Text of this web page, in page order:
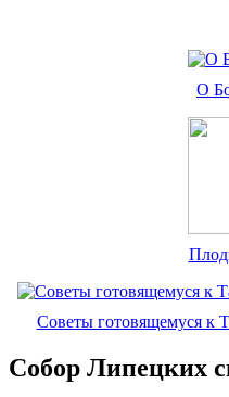
О
Советы готовящемуся к
Собор Липецких